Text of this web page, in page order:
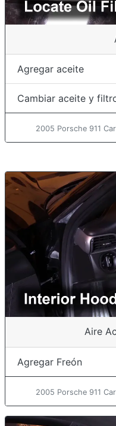
Agregar aceite
Cambiar aceite y
2005 Porsche 911
Aire
Agregar Freón
2005 Porsche 911